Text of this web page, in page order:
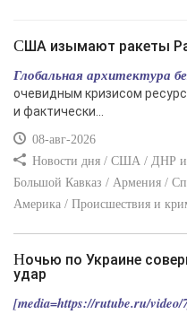
США изымают ракеты
Глобальная архитектура
очевидным кризисом
и фактически...
08-авг-2026
Новости дня / США / ДНР и
Большой Кавказ / Армения /
Америка / Происшествия и
Ночью по Украине совершён очередной ракетный
удар
[media=https://rutube.ru/video/